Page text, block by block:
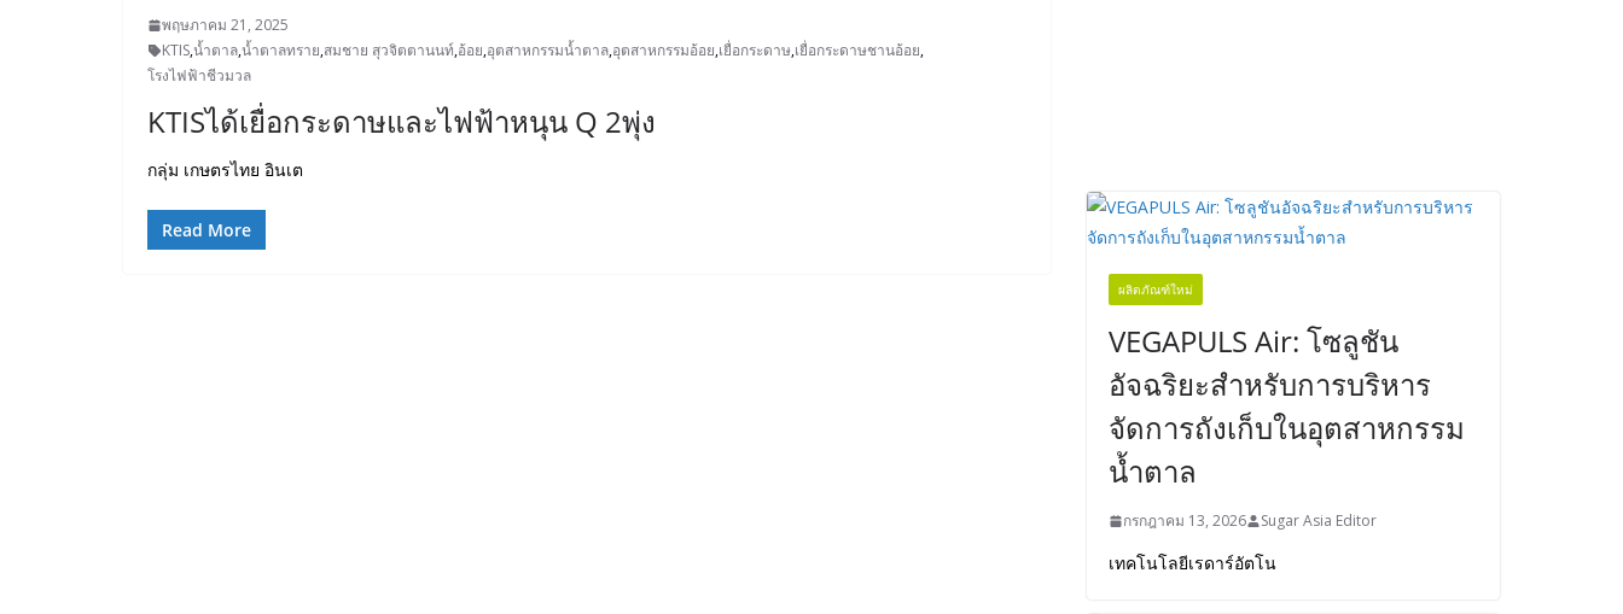
พฤษภาคม 21, 2025
KTIS,น้ำตาล,น้ำตาลทราย,สมชาย สุวจิตตานนท์,อ้อย,อุตสาหกรรมน้ำตาล,อุตสาหกรรมอ้อย,เยื่อกระดาษ,เยื่อกระดาษชานอ้อย,
โรงไฟฟ้าชีวมวล
KTISได้เยื่อกระดาษและไฟฟ้าหนุน Q 2พุ่ง
กลุ่ม เกษตรไทย อินเต
Read More
ผลิตภัณฑ์ใหม่
VEGAPULS Air: โซลูชัน
อัจฉริยะสำหรับการบริหาร
จัดการถังเก็บในอุตสาหกรรม
น้ำตาล
กรกฎาคม 13, 2026 Sugar Asia Editor
เทคโนโลยีเรดาร์อัตโน